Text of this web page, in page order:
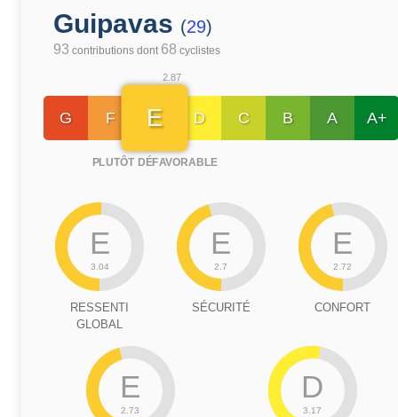
Guipavas (29)
93 contributions dont 68 cyclistes
G F
2.87
E
PLUTÔT DÉFAVORABLE
D C B A A+
E
3.04
RESSENTI
GLOBAL
E
2.7
SÉCURITÉ
E
2.72
CONFORT
E
2.73
D
3.17